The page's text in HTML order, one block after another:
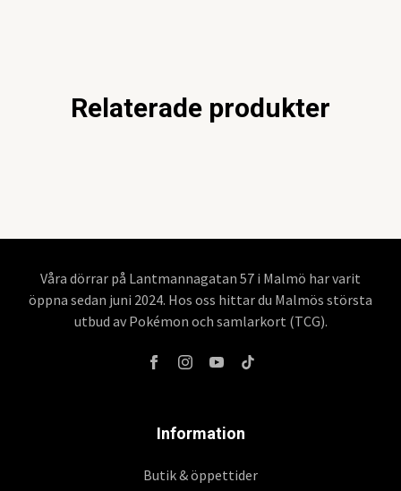
Relaterade produkter
Våra dörrar på Lantmannagatan 57 i Malmö har varit
öppna sedan juni 2024. Hos oss hittar du Malmös största
utbud av Pokémon och samlarkort (TCG).
Information
Butik & öppettider